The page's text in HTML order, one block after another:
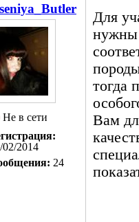
Не в сети
02/2014
24
Для
нужны
тогда
Вам